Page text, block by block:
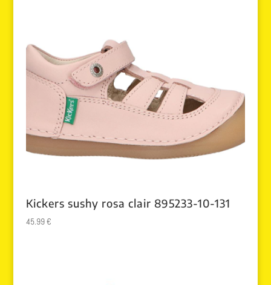
Kickers sushy rosa clair 895233-10-131
45.99€